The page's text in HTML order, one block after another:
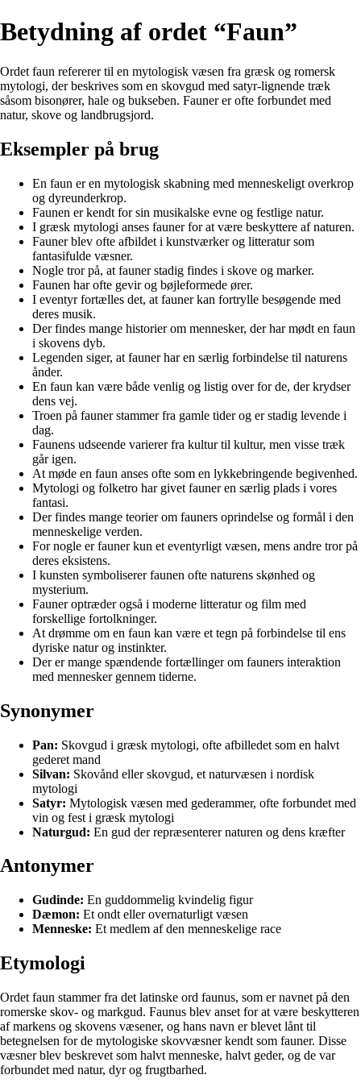
Betydning af ordet “Faun”
Ordet faun refererer til en mytologisk væsen fra græsk og romersk
mytologi, der beskrives som en skovgud med satyr-lignende træk
såsom bisonører, hale og bukseben. Fauner er ofte forbundet med
natur, skove og landbrugsjord.
Eksempler på brug
En faun er en mytologisk skabning med menneskeligt overkrop
og dyreunderkrop.
Faunen er kendt for sin musikalske evne og festlige natur.
I græsk mytologi anses fauner for at være beskyttere af naturen.
Fauner blev ofte afbildet i kunstværker og litteratur som
fantasifulde væsner.
Nogle tror på, at fauner stadig findes i skove og marker.
Faunen har ofte gevir og bøjleformede ører.
I eventyr fortælles det, at fauner kan fortrylle besøgende med
deres musik.
Der findes mange historier om mennesker, der har mødt en faun
i skovens dyb.
Legenden siger, at fauner har en særlig forbindelse til naturens
ånder.
En faun kan være både venlig og listig over for de, der krydser
dens vej.
Troen på fauner stammer fra gamle tider og er stadig levende i
dag.
Faunens udseende varierer fra kultur til kultur, men visse træk
går igen.
At møde en faun anses ofte som en lykkebringende begivenhed.
Mytologi og folketro har givet fauner en særlig plads i vores
fantasi.
Der findes mange teorier om fauners oprindelse og formål i den
menneskelige verden.
For nogle er fauner kun et eventyrligt væsen, mens andre tror på
deres eksistens.
I kunsten symboliserer faunen ofte naturens skønhed og
mysterium.
Fauner optræder også i moderne litteratur og film med
forskellige fortolkninger.
At drømme om en faun kan være et tegn på forbindelse til ens
dyriske natur og instinkter.
Der er mange spændende fortællinger om fauners interaktion
med mennesker gennem tiderne.
Synonymer
Pan: Skovgud i græsk mytologi, ofte afbilledet som en halvt
gederet mand
Silvan: Skovånd eller skovgud, et naturvæsen i nordisk
mytologi
Satyr: Mytologisk væsen med gederammer, ofte forbundet med
vin og fest i græsk mytologi
Naturgud: En gud der repræsenterer naturen og dens kræfter
Antonymer
Gudinde: En guddommelig kvindelig figur
Dæmon: Et ondt eller overnaturligt væsen
Menneske: Et medlem af den menneskelige race
Etymologi
Ordet faun stammer fra det latinske ord faunus, som er navnet på den
romerske skov- og markgud. Faunus blev anset for at være beskytteren
af markens og skovens væsener, og hans navn er blevet lånt til
betegnelsen for de mytologiske skovvæsner kendt som fauner. Disse
væsner blev beskrevet som halvt menneske, halvt geder, og de var
forbundet med natur, dyr og frugtbarhed.